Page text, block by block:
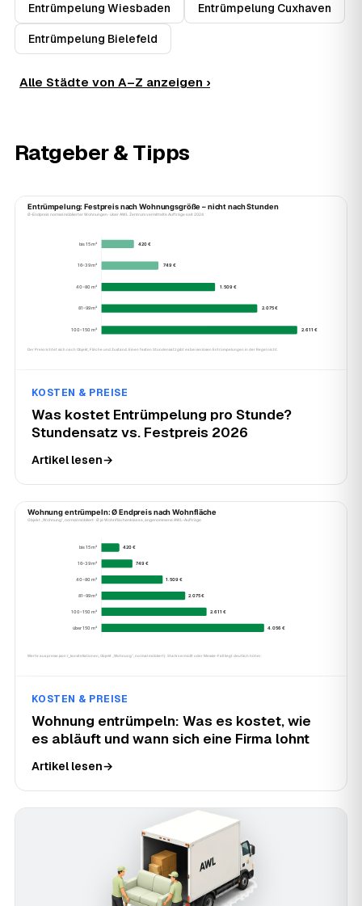
Entrümpelung Wiesbaden Entrümpelung Cuxhaven
Entrümpelung Bielefeld
Alle Städte von A–Z anzeigen ›
Ratgeber & Tipps
KOSTEN & PREISE
Was kostet Entrümpelung pro Stunde?
Stundensatz vs. Festpreis 2026
Artikel lesen→
KOSTEN & PREISE
Wohnung entrümpeln: Was es kostet, wie
es abläuft und wann sich eine Firma lohnt
Artikel lesen→